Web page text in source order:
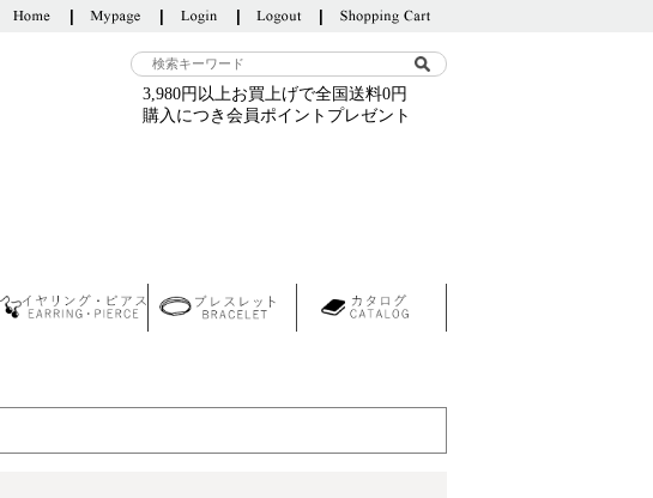
3,980円以上お買上げで全国送料0円
購入につき会員ポイントプレゼント